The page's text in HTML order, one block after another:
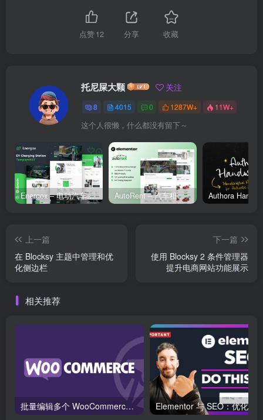
点赞12 分享 收藏
托尼屎大颗 关注
8 4015 0 1287W+ 11W+
这个人很懒，什么都没有留下～
Energox – 电动汽车充电站 Elementor 模板套件 AutoRent – 汽车租赁服务 Elementor 模板套件
上一篇
在 Blocksy 主题中管理和优
化侧边栏
下一篇
使用 Blocksy 2 条件管理器
提升电商网站功能展示
相关推荐
批量编辑多个 WooCommerce 产品变体价格的 2 个方法？